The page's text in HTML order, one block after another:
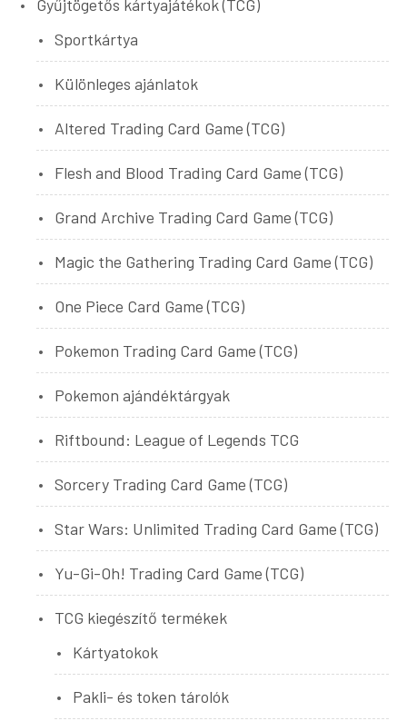
Gyűjtögetős kártyajátékok (TCG)
Sportkártya
Különleges ajánlatok
Altered Trading Card Game (TCG)
Flesh and Blood Trading Card Game (TCG)
Grand Archive Trading Card Game (TCG)
Magic the Gathering Trading Card Game (TCG)
One Piece Card Game (TCG)
Pokemon Trading Card Game (TCG)
Pokemon ajándéktárgyak
Riftbound: League of Legends TCG
Sorcery Trading Card Game (TCG)
Star Wars: Unlimited Trading Card Game (TCG)
Yu-Gi-Oh! Trading Card Game (TCG)
TCG kiegészítő termékek
Kártyatokok
Pakli- és token tárolók